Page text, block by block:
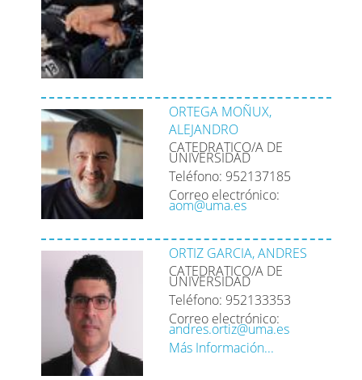
ORTEGA MOÑUX,
ALEJANDRO
CATEDRATICO/A DE
UNIVERSIDAD
Teléfono: 952137185
Correo electrónico:
aom@uma.es
ORTIZ GARCIA, ANDRES
CATEDRATICO/A DE
UNIVERSIDAD
Teléfono: 952133353
Correo electrónico:
andres.ortiz@uma.es
Más Información...